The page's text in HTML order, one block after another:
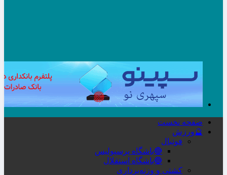
صفحه نخست
🔮ورزش
فوتبال
🔴باشگاه پرسپولیس
🔵باشگاه استقلال
کشتی و وزنه‌برداری